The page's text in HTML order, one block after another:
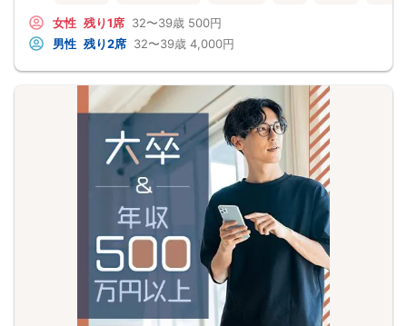
女性 残り1席 32〜39歳 500円
男性 残り2席 32〜39歳 4,000円